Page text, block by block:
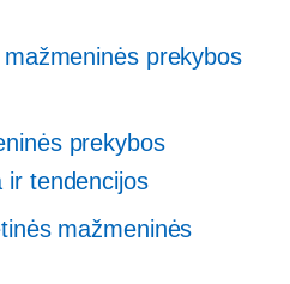
prekybos
prekybos
ir tendencijos
mažmeninės